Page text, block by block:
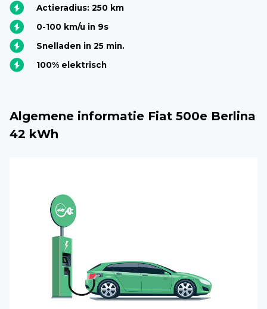
Actieradius: 250 km
0-100 km/u in 9s
Snelladen in 25 min.
100% elektrisch
Algemene informatie Fiat 500e Berlina
42 kWh